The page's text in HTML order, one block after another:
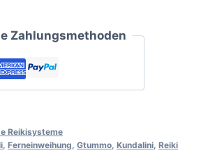
Zahlungsmethoden
Reikisysteme
Ferneinweihung Gtummo Kundalini Reiki